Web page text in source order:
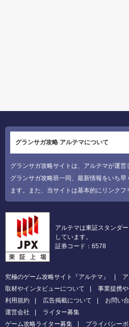
グランサガ攻略 アルテマについて
グランサガ攻略サイトは、アルテマが運営
グランサガ攻略班一同、最新情報をいち
ます。また、当サイトは基本的にリンクフ
アルテマは東証スタンダ
しています。
証券コード：6578
究極のゲーム攻略サイト『アルテマ』
取材やインタビューについて
事業提携
利用規約
広告掲載について お問い
運営会社
ライター募集
ゲーム攻略ライター募集
プライバシー